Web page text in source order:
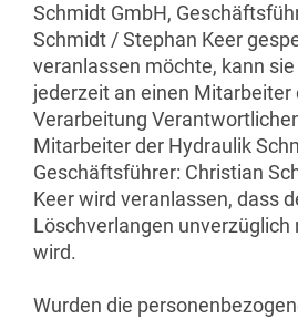
Schmidt GmbH,
Schmidt / Stephan Keer
veranlassen möchte, kann
jederzeit an einen Mitarbeiter
Verarbeitung
Mitarbeiter der Hydraulik
Geschäftsführer: Christian
Keer wird veranlassen, dass
Löschverlangen
wird.
Wurden die